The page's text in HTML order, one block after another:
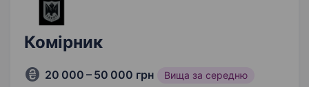
Комірник
20 000 – 50 000 грн Вища за середню